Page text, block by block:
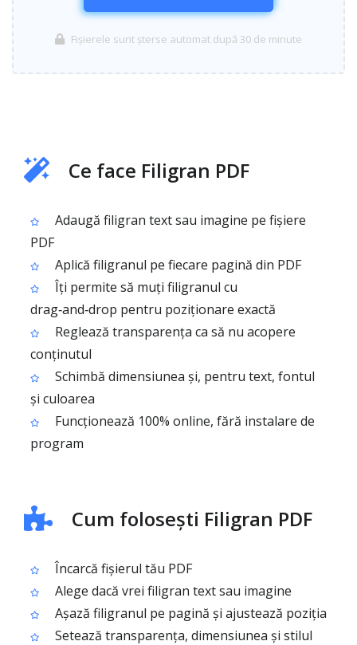
Fișierele sunt șterse automat după 30 de minute
Ce face Filigran PDF
Adaugă filigran text sau imagine pe fișiere
PDF
Aplică filigranul pe fiecare pagină din PDF
Îți permite să muți filigranul cu
drag‑and‑drop pentru poziționare exactă
Reglează transparența ca să nu acopere
conținutul
Schimbă dimensiunea și, pentru text, fontul
și culoarea
Funcționează 100% online, fără instalare de
program
Cum folosești Filigran PDF
Încarcă fișierul tău PDF
Alege dacă vrei filigran text sau imagine
Așază filigranul pe pagină și ajustează poziția
Setează transparența, dimensiunea și stilul